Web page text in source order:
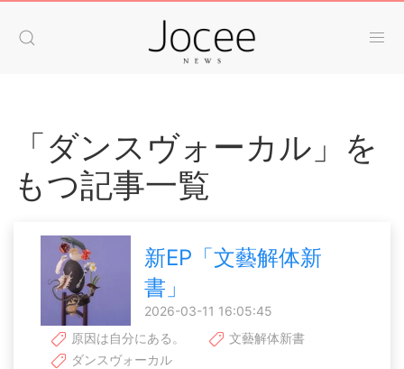
「ダンスヴォーカル」を
もつ記事一覧
新EP「文藝解体新
書」
2026-03-11 16:05:45
原因は自分にある。
文藝解体新書
ダンスヴォーカル